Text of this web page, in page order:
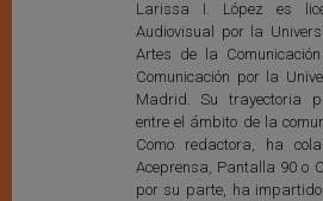
Larissa I. López es
Audiovisual por la
Artes de la
Comunicación por la
Madrid. Su trayectoria
entre el ámbito de la
Como redactora, ha
Aceprensa, Pantalla 90 o
por su parte, ha